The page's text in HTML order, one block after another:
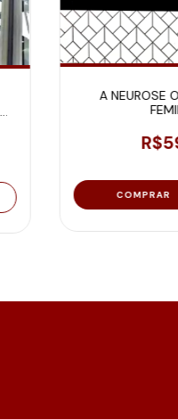
A NEUROSE